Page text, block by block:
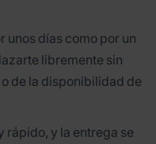
unos días como por un
libremente sin
de la disponibilidad de
rápido, y la entrega se